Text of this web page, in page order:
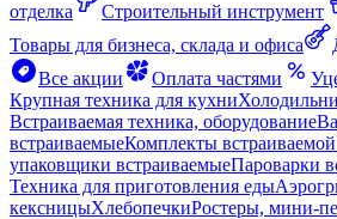
отделка
Строительный инструмент
Товары для бизнеса, склада и офиса
Все акции
Оплата частями
Крупная техника для кухни
Встраиваемая техника, оборудование
встраиваемыеКомплекты
упаковщики встраиваемыеПароварки
Техника для приготовления еды
кексницыХлебопечкиРостеры, мини-